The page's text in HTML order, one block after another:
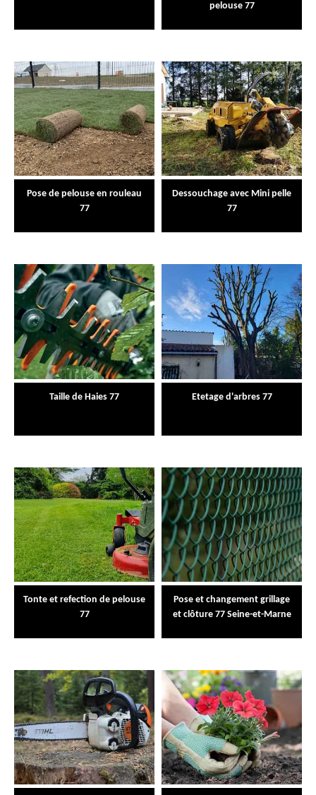
pelouse 77
Pose de pelouse en rouleau
77
Dessouchage avec Mini pelle
77
Taille de Haies 77 Etetage d'arbres 77
Tonte et refection de pelouse
77
Pose et changement grillage
et clôture 77 Seine-et-Marne